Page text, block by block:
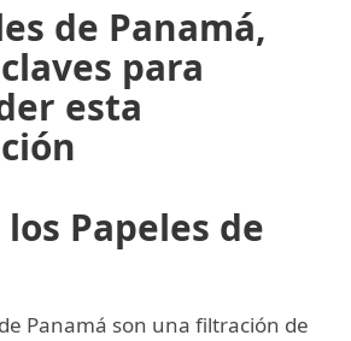
de Panamá,
para
esta
Papeles de
Panamá son una filtración de